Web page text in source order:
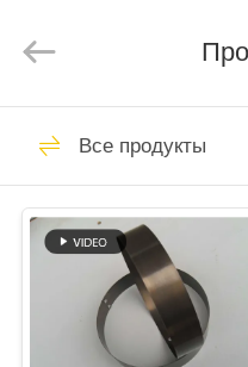
ДОМ
ПРОДУКТЫ
НАСЧЕТ
Technology
Co.,Ltd..
Reserved.
Все продукты